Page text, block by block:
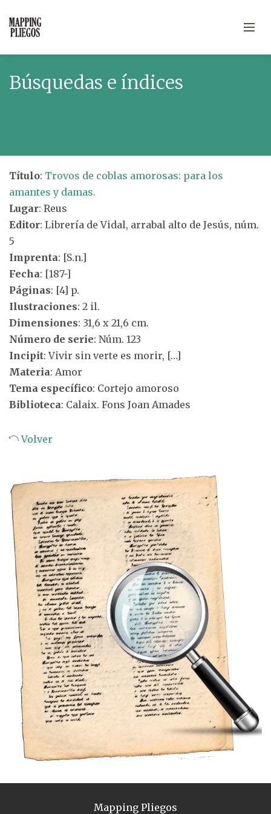
Búsquedas e índices
Título: Trovos de coblas amorosas: para los
amantes y damas.
Lugar: Reus
Editor: Librería de Vidal, arrabal alto de Jesús, núm.
5
Imprenta: [S.n.]
Fecha: [187-]
Páginas: [4] p.
Ilustraciones: 2 il.
Dimensiones: 31,6 x 21,6 cm.
Número de serie: Núm. 123
Incipit: Vivir sin verte es morir, […]
Materia: Amor
Tema específico: Cortejo amoroso
Biblioteca: Calaix. Fons Joan Amades
Volver
Mapping Pliegos